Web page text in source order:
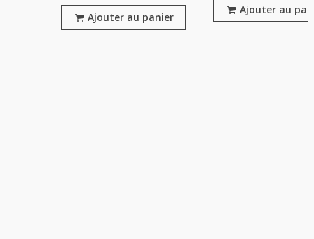
Ajouter au panier
Ajouter au